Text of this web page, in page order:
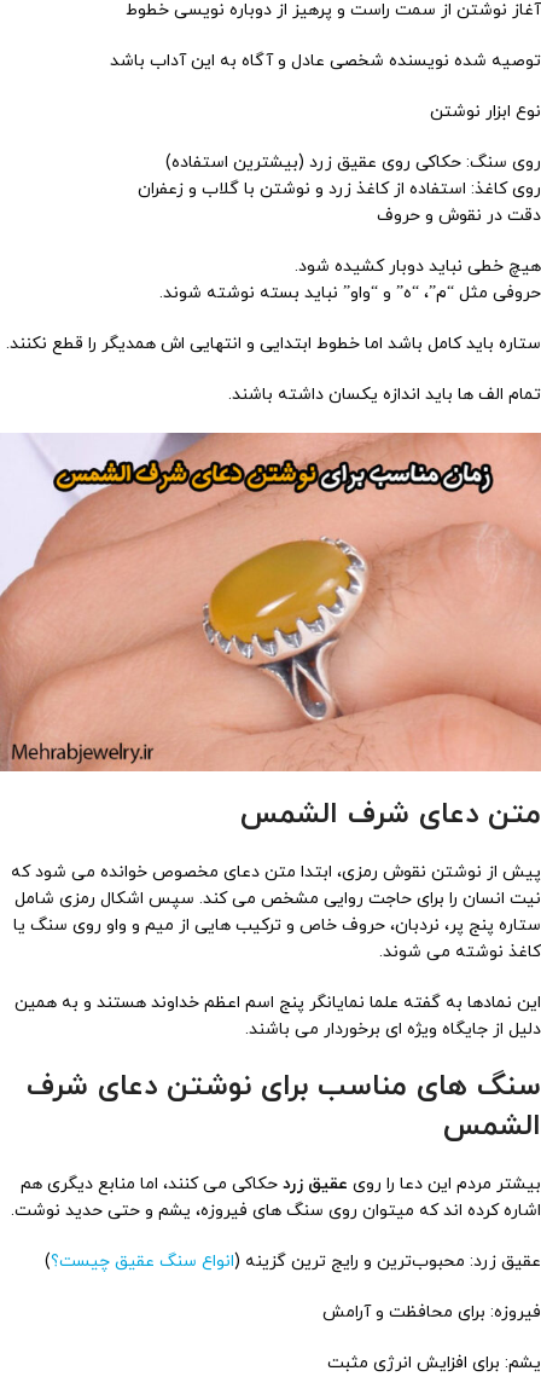
آغاز نوشتن از سمت راست و پرهیز از دوباره نویسی خطوط
توصیه شده نویسنده شخصی عادل و آگاه به این آداب باشد
نوع ابزار نوشتن
روی سنگ: حکاکی روی عقیق زرد (بیشترین استفاده)
روی کاغذ: استفاده از کاغذ زرد و نوشتن با گلاب و زعفران
دقت در نقوش و حروف
هیچ خطی نباید دوبار کشیده شود.
حروفی مثل “م”، “ه” و “واو” نباید بسته نوشته شوند.
ستاره باید کامل باشد اما خطوط ابتدایی و انتهایی اش همدیگر را قطع نکنند.
تمام الف ها باید اندازه یکسان داشته باشند.
متن دعای شرف الشمس
پیش از نوشتن نقوش رمزی، ابتدا متن دعای مخصوص خوانده می شود که
نیت انسان را برای حاجت روایی مشخص می کند. سپس اشکال رمزی شامل
ستاره پنج پر، نردبان، حروف خاص و ترکیب هایی از میم و واو روی سنگ یا
کاغذ نوشته می شوند.
این نمادها به گفته علما نمایانگر پنج اسم اعظم خداوند هستند و به همین
دلیل از جایگاه ویژه ای برخوردار می باشند.
سنگ های مناسب برای نوشتن دعای شرف
الشمس
بیشتر مردم این دعا را روی عقیق زرد حکاکی می کنند، اما منابع دیگری هم
اشاره کرده اند که میتوان روی سنگ های فیروزه، یشم و حتی حدید نوشت.
عقیق زرد: محبوب‌ترین و رایج ترین گزینه (انواع سنگ عقیق چیست؟)
فیروزه: برای محافظت و آرامش
یشم: برای افزایش انرژی مثبت